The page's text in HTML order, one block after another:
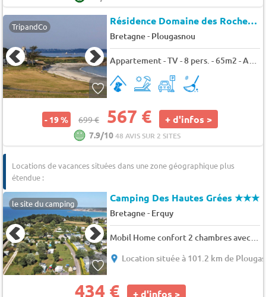
TripandCo Résidence Domaine des Roches Jaunes
Bretagne- Plougasnou
Appartement - TV - 8 pers. - 65m2 - Animaux admis
- 19 % 699 € 567 € + d'infos >
7.9/1048 AVIS SUR 2 SITES
Locations de vacances situées dans une zone géographique plus
étendue :
le site du camping Camping Des Hautes Grées★★★
Bretagne- Erquy
Mobil Home confort 2 chambres avec terrasse 5 pers.
Location située à 101.2 km de
434 € + d'infos >